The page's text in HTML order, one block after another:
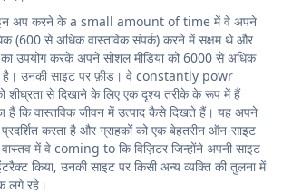
अप करने के a small amount of time में वे अपने
(600 से अधिक वास्तविक संपर्क) करने में सक्षम थे और
उपयोग करके अपने सोशल मीडिया को 6000 से अधिक
है। उनकी साइट पर फ़ीड। वे constantly powr
शीघ्रता से दिखाने के लिए एक दृश्य तरीके के रूप में हैं
हैं कि वास्तविक जीवन में उत्पाद कैसे दिखते हैं। यह अपने
करता है और ग्राहकों को एक बेहतरीन ऑन-साइट
में वे coming to कि विज़िटर जिन्होंने अपनी साइट
किया, उनकी साइट पर किसी अन्य व्यक्ति की तुलना में
लगे रहे।